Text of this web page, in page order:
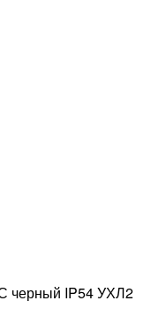
черный IP54 УХЛ2